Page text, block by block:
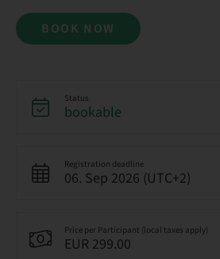
BOOK NOW
Status
bookable
Registration deadline
06. Sep 2026 (UTC+2)
Price per Participant (local taxes apply)
EUR 299.00